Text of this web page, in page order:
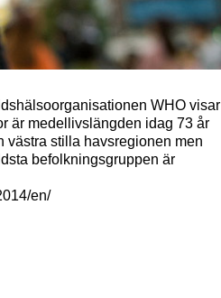
WHO visar
är medellivslängden idag 73 år
västra stilla havsregionen men
befolkningsgruppen är
en/